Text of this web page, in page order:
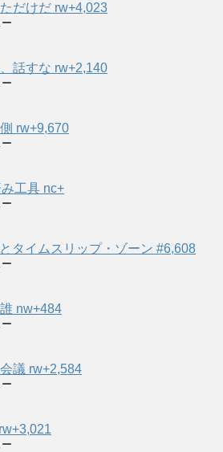
だけだ rw+4,023
話すな rw+2,140
rw+9,670
工具 nc+
とタイムスリップ・ゾーン #6,608
nw+484
議 rw+2,584